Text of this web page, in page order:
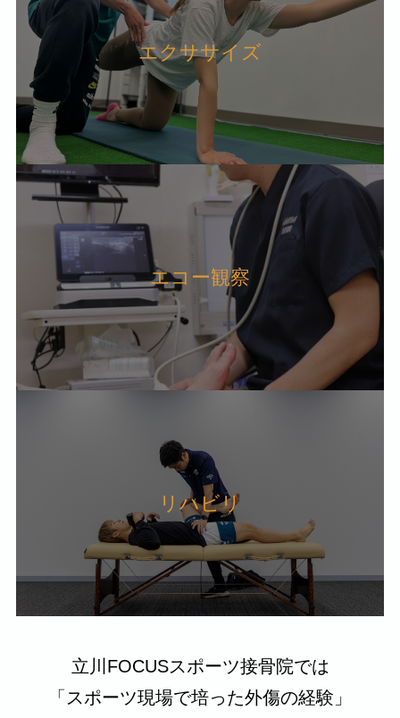
エクササイズ
エコー観察
リハビリ
立川FOCUSスポーツ接骨院では
「スポーツ現場で培った外傷の経験」